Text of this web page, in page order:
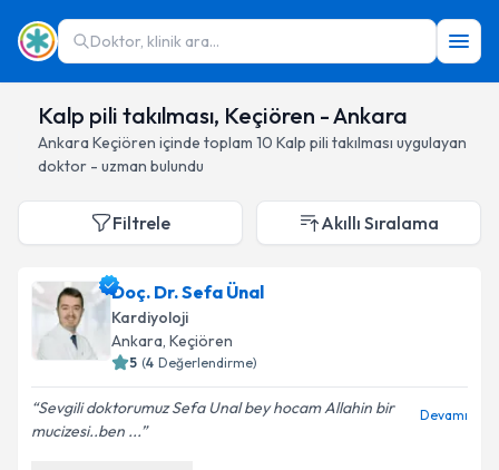
Doktor, klinik ara...
Kalp pili takılması, Keçiören - Ankara
Ankara Keçiören içinde toplam 10 Kalp pili takılması uygulayan
doktor - uzman bulundu
Filtrele Akıllı Sıralama
Doç. Dr. Sefa Ünal
Kardiyoloji
Ankara, Keçiören
5 (4 Değerlendirme)
Sevgili doktorumuz Sefa Unal bey hocam Allahin bir
mucizesi..ben ...
Devamı